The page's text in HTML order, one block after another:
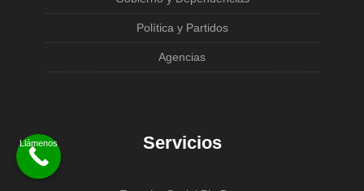
Política y Partidos
Agencias
Servicios